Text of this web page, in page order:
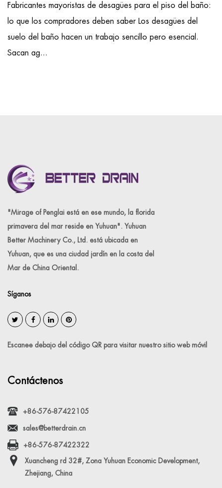
Fabricantes mayoristas de desagües para el piso del baño:
lo que los compradores deben saber Los desagües del
suelo del baño hacen un trabajo sencillo pero esencial.
Sacan ag...
"Mirage of Penglai está en ese mundo, la florida
primavera del mar reside en Yuhuan". Yuhuan
Better Machinery Co., Ltd. está ubicada en
Yuhuan, que es una ciudad jardín en la costa del
Mar de China Oriental.
Síganos
Escanee debajo del código QR para visitar nuestro sitio web móvil
Contáctenos
+86-576-87422105
sales@betterdrain.cn
+86-576-87422322
Xuancheng rd 32#, Zona Yuhuan Economic Development,
Zhejiang, China